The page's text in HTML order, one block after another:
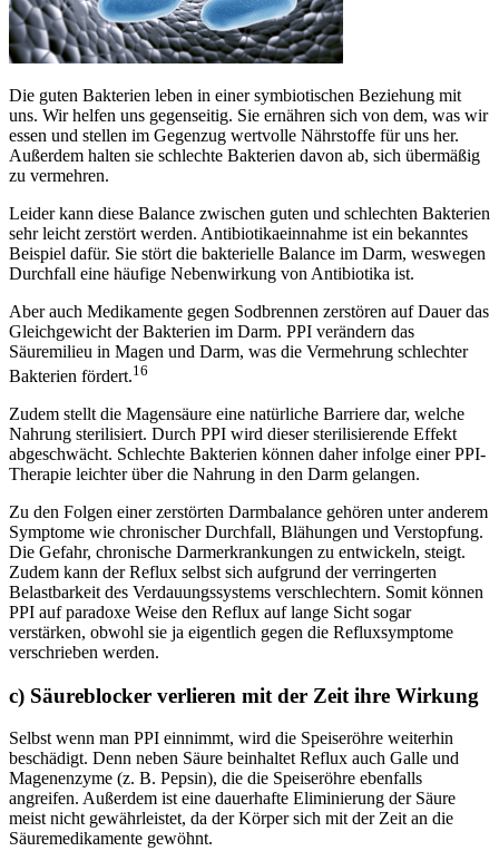
Die guten Bakterien leben in einer symbiotischen Beziehung mit
uns. Wir helfen uns gegenseitig. Sie ernähren sich von dem, was wir
essen und stellen im Gegenzug wertvolle Nährstoffe für uns her.
Außerdem halten sie schlechte Bakterien davon ab, sich übermäßig
zu vermehren.
Leider kann diese Balance zwischen guten und schlechten Bakterien
sehr leicht zerstört werden. Antibiotikaeinnahme ist ein bekanntes
Beispiel dafür. Sie stört die bakterielle Balance im Darm, weswegen
Durchfall eine häufige Nebenwirkung von Antibiotika ist.
Aber auch Medikamente gegen Sodbrennen zerstören auf Dauer das
Gleichgewicht der Bakterien im Darm. PPI verändern das
Säuremilieu in Magen und Darm, was die Vermehrung schlechter
Bakterien fördert.16
Zudem stellt die Magensäure eine natürliche Barriere dar, welche
Nahrung sterilisiert. Durch PPI wird dieser sterilisierende Effekt
abgeschwächt. Schlechte Bakterien können daher infolge einer PPI-
Therapie leichter über die Nahrung in den Darm gelangen.
Zu den Folgen einer zerstörten Darmbalance gehören unter anderem
Symptome wie chronischer Durchfall, Blähungen und Verstopfung.
Die Gefahr, chronische Darmerkrankungen zu entwickeln, steigt.
Zudem kann der Reflux selbst sich aufgrund der verringerten
Belastbarkeit des Verdauungssystems verschlechtern. Somit können
PPI auf paradoxe Weise den Reflux auf lange Sicht sogar
verstärken, obwohl sie ja eigentlich gegen die Refluxsymptome
verschrieben werden.
c) Säureblocker verlieren mit der Zeit ihre Wirkung
Selbst wenn man PPI einnimmt, wird die Speiseröhre weiterhin
beschädigt. Denn neben Säure beinhaltet Reflux auch Galle und
Magenenzyme (z. B. Pepsin), die die Speiseröhre ebenfalls
angreifen. Außerdem ist eine dauerhafte Eliminierung der Säure
meist nicht gewährleistet, da der Körper sich mit der Zeit an die
Säuremedikamente gewöhnt.